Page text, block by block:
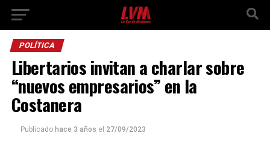
POLÍTICA
Libertarios invitan a charlar sobre
“nuevos empresarios” en la
Costanera
Publicado hace 3 años el 27/09/2023